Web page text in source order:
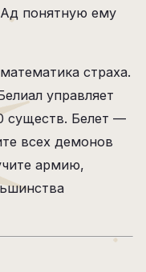
понятную ему
страха.
управляет
существ. Белет —
всех демонов
армию,